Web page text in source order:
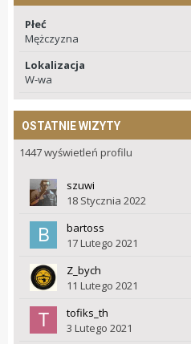
Płeć
Mężczyzna
Lokalizacja
W-wa
OSTATNIE WIZYTY
1447 wyświetleń profilu
szuwi
18 Stycznia 2022
bartoss
17 Lutego 2021
Z_bych
11 Lutego 2021
tofiks_th
3 Lutego 2021